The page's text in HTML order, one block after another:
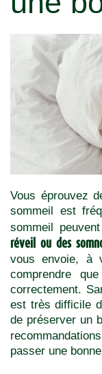
Vous éprouvez
sommeil est
sommeil
réveil ou des
vous envoie, à
comprendre
correctement.
est très difficile
de préserver un
passer une